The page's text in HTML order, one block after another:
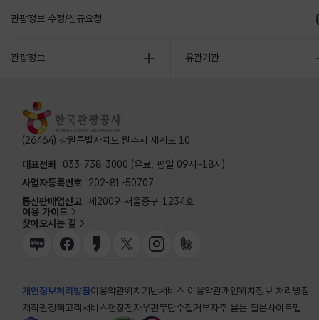
관광정보 수정/신규요청
관광정보 유관기관
(26464) 강원특별자치도 원주시 세계로 10
대표전화
033-738-3000 (유료, 평일 09시~18시)
사업자등록번호
202-81-50707
통신판매업신고 제2009-서울중구-1234호
이용 가이드
찾아오시는 길
개인정보처리방침이용약관위치기반서비스 이용약관개인위치정보 처리방침
저작권정책고객서비스헌장전자우편무단수집거부자주 묻는 질문사이트맵